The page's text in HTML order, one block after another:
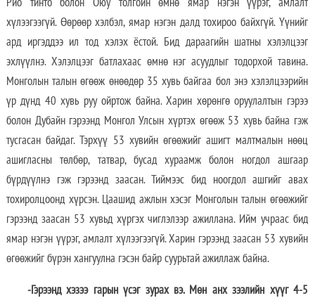
хүлээгээгүй. Өөрөөр хэлбэл, ямар нэгэн далд тохироо байхгүй. Үүнийг
ард иргэддээ ил тод хэлэх ёстой. Бид дараагийн шатны хэлэлцээг
эхлүүлнэ. Хэлэлцээг батлахаас өмнө нэг асуудлыг тодорхой тавина.
Монголын талын өгөөж өнөөдөр 35 хувь байгаа бол энэ хэлэлцээрийн
үр дүнд 40 хувь руу ойртож байна. Харин хөрөнгө оруулалтын гэрээ
болон Дубайн гэрээнд Монгол Улсын хүртэх өгөөж 53 хувь байна гэж
тусгасан байдаг. Тэрхүү 53 хувийн өгөөжийг ашигт малтмалын нөөц
ашигласны төлбөр, татвар, бусад хураамж болон ногдол ашгаар
бүрдүүлнэ гэж гэрээнд заасан. Тиймээс бид ноогдол ашгийг авах
тохиролцоонд хүрсэн. Цаашид ажлын хэсэг Монголын талын өгөөжийг
гэрээнд заасан 53 хувьд хүргэх чиглэлээр ажиллана. Ийм учраас бид
ямар нэгэн үүрэг, амлалт хүлээгээгүй. Харин гэрээнд заасан 53 хувийн
өгөөжийг бүрэн хангуулна гэсэн байр суурьтай ажиллаж байна.
-Гэрээнд хэзээ гарын үсэг зурах вэ. Мөн анх зээлийн хүүг 4-5